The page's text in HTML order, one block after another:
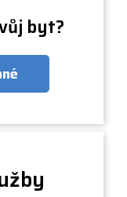
byt?